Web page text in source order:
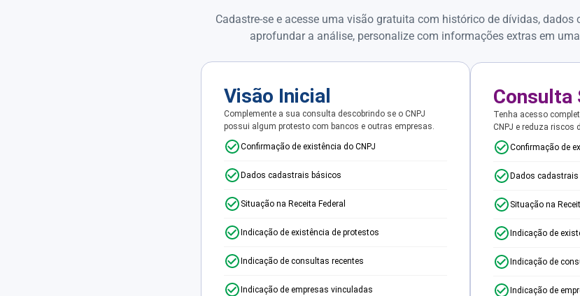
Cadastre-se e acesse uma visão gratuita com histórico de dívidas,
aprofundar a análise, personalize com informações extras em
Visão Inicial
Complemente a sua consulta descobrindo se o CNPJ
possui algum protesto com bancos e outras empresas.
Confirmação de existência do CNPJ
Dados cadastrais básicos
Situação na Receita Federal
Indicação de existência de protestos
Indicação de consultas recentes
Indicação de empresas vinculadas
Consulta
Tenha acesso
CNPJ e reduza riscos
Confirmação de
Dados cadastrais
Situação na
Indicação de
Indicação de
Indicação de